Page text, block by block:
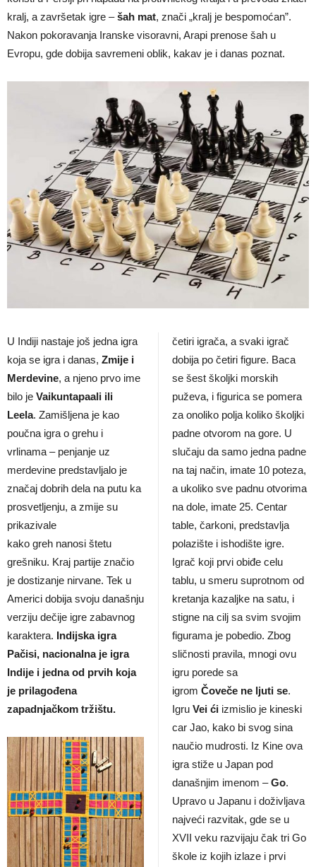
kralj, a završetak igre –šah mat, znači „kralj je bespomoćan”.
Nakon pokoravanja Iranske visoravni, Arapi prenose šah u
Evropu, gde dobija savremeni oblik, kakav je i danas poznat.
U Indiji nastaje još jedna igra
koja se igra i danas, Zmije i
Merdevine, a njeno prvo ime
bilo je Vaikuntapaali ili
Leela. Zamišljena je kao
poučna igra o grehu i
vrlinama – penjanje uz
merdevine predstavljalo je
značaj dobrih dela na putu ka
prosvetljenju, a zmije su
prikazivale
kako greh nanosi štetu
grešniku. Kraj partije značio
je dostizanje nirvane. Tek u
Americi dobija svoju današnju
verziju dečije igre zabavnog
karaktera. Indijska igra
Pačisi, nacionalna je igra
Indije i jedna od prvih koja
je prilagođena
zapadnjačkom tržištu.
četiri igrača, a svaki igrač
dobija po četiri figure. Baca
se šest školjki morskih
puževa, i figurica se pomera
za onoliko polja koliko školjki
padne otvorom na gore. U
slučaju da samo jedna padne
na taj način, imate 10 poteza,
a ukoliko sve padnu otvorima
na dole, imate 25. Centar
table, čarkoni, predstavlja
polazište i ishodište igre.
Igrač koji prvi obiđe celu
tablu, u smeru suprotnom od
kretanja kazaljke na satu, i
stigne na cilj sa svim svojim
figurama je pobedio. Zbog
sličnosti pravila, mnogi ovu
igru porede sa
igrom Čoveče ne ljuti se.
Igru Vei ći izmislio je kineski
car Jao, kako bi svog sina
naučio mudrosti. Iz Kine ova
igra stiže u Japan pod
današnjim imenom –Go.
Upravo u Japanu i doživljava
najveći razvitak, gde se u
XVII veku razvijaju čak tri Go
škole iz kojih izlaze i prvi